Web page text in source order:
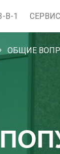
В-1 СЕРВИC
ОБЩИЕ